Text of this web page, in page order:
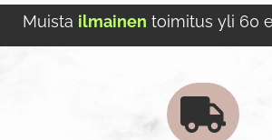
Muista ilmainen toimitus yli 60